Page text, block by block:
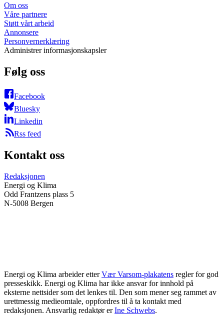
Om oss
Våre partnere
Støtt vårt arbeid
Annonsere
Personvernerklæring
Administrer informasjonskapsler
Følg oss
Facebook
Bluesky
Linkedin
Rss feed
Kontakt oss
Redaksjonen
Energi og Klima
Odd Frantzens plass 5
N-5008 Bergen
Energi og Klima arbeider etter Vær Varsom-plakatens regler for god
presseskikk. Energi og Klima har ikke ansvar for innhold på
eksterne nettsider som det lenkes til. Den som mener seg rammet av
urettmessig medieomtale, oppfordres til å ta kontakt med
redaksjonen. Ansvarlig redaktør er Ine Schwebs.